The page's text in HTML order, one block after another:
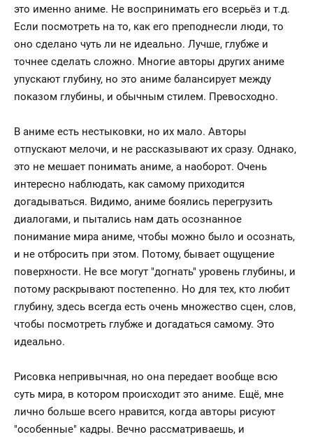
это именно аниме. Не воспринимать его всерьёз и т.д.
Если посмотреть на то, как его преподнесли люди, то
оно сделано чуть ли не идеально. Лучше, глубже и
точнее сделать сложно. Многие авторы других аниме
упускают глубину, но это аниме балансирует между
показом глубины, и обычным стилем. Превосходно.
В аниме есть нестыковки, но их мало. Авторы
отпускают мелочи, и не рассказывают их сразу. Однако,
это не мешает понимать аниме, а наоборот. Очень
интересно наблюдать, как самому приходится
догадываться. Видимо, аниме боялись перегрузить
диалогами, и пытались нам дать осознанное
понимание мира аниме, чтобы можно было и осознать,
и не отбросить при этом. Потому, бывает ощущение
поверхности. Не все могут "догнать" уровень глубины, и
потому раскрывают постепенно. Но для тех, кто любит
глубину, здесь всегда есть очень множество сцен, слов,
чтобы посмотреть глубже и догадаться самому. Это
идеально.
Рисовка непривычная, но она передает вообще всю
суть мира, в котором происходит это аниме. Ещё, мне
лично больше всего нравится, когда авторы рисуют
"особенные" кадры. Вечно рассматриваешь, и